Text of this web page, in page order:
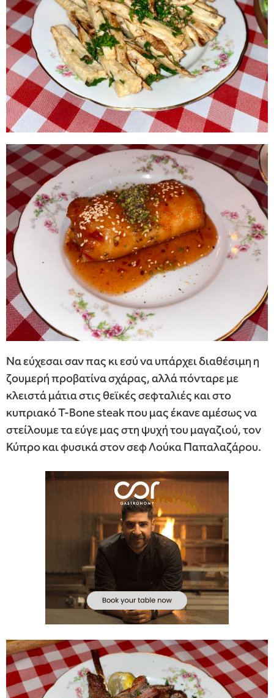
Να εύχεσαι σαν πας κι εσύ να υπάρχει διαθέσιμη η
ζουμερή προβατίνα σχάρας, αλλά πόνταρε με
κλειστά μάτια στις θεϊκές σεφταλιές και στο
κυπριακό T-Bone steak που μας έκανε αμέσως να
στείλουμε τα εύγε μας στη ψυχή του μαγαζιού, τον
Κύπρο και φυσικά στον σεφ Λούκα Παπαλαζάρου.